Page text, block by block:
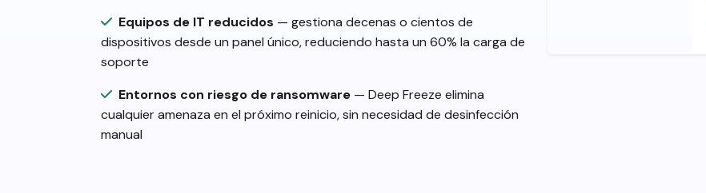
Equipos de IT reducidos — gestiona decenas o cientos de
dispositivos desde un panel único, reduciendo hasta un 60% la carga de
soporte
Entornos con riesgo de ransomware — Deep Freeze elimina
cualquier amenaza en el próximo reinicio, sin necesidad de desinfección
manual